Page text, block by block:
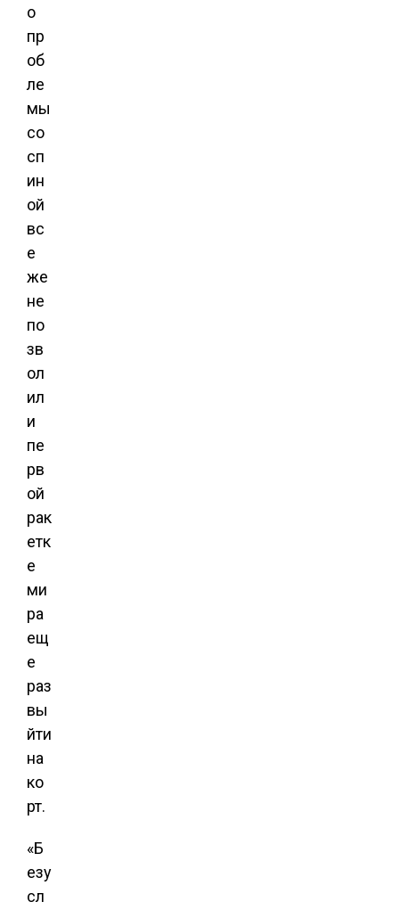
о
пр
об
ле
мы
со
сп
ин
ой
вс
е
же
не
по
зв
ол
ил
и
пе
рв
ой
рак
етк
е
ми
ра
ещ
е
раз
вы
йти
на
ко
рт.
«Б
езу
сл